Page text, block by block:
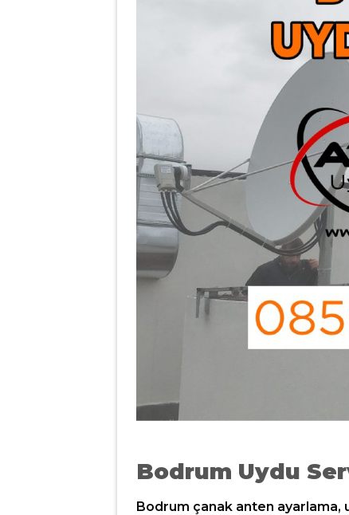
Bodrum Uydu
Bodrum çanak anten ayarlama,